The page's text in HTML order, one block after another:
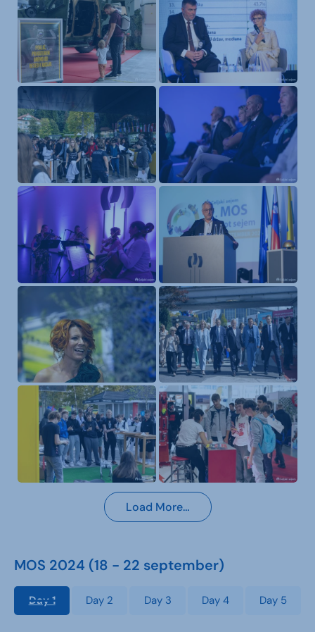
Load More…
MOS 2024 (18 - 22 september)
Day 1 Day 2 Day 3 Day 4 Day 5